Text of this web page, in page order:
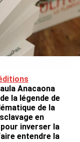
le Guadeloupéen
entend participer
des Outre-mer
Anacaona
la légende de
de la
en
inverser la
entendre la